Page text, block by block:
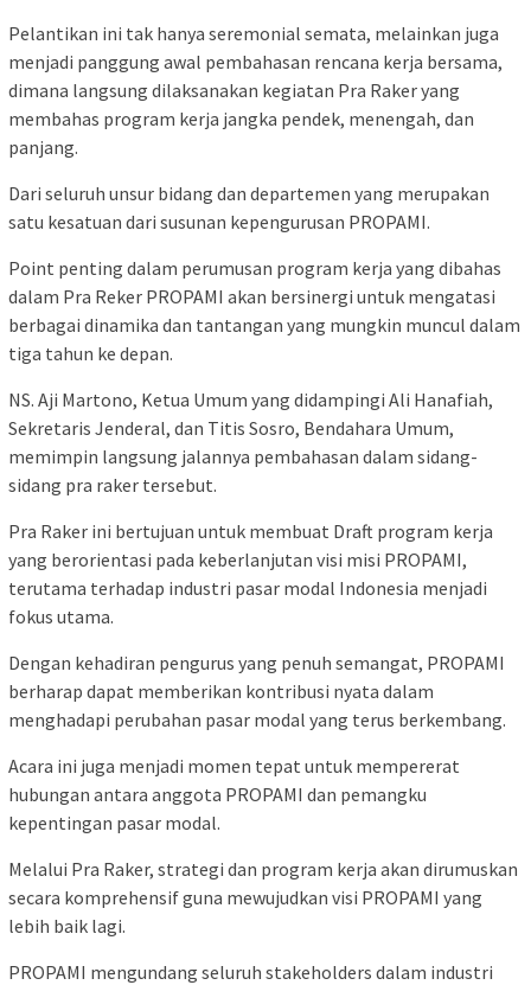
Pelantikan ini tak hanya seremonial semata, melainkan juga
menjadi panggung awal pembahasan rencana kerja bersama,
dimana langsung dilaksanakan kegiatan Pra Raker yang
membahas program kerja jangka pendek, menengah, dan
panjang.
Dari seluruh unsur bidang dan departemen yang merupakan
satu kesatuan dari susunan kepengurusan PROPAMI.
Point penting dalam perumusan program kerja yang dibahas
dalam Pra Reker PROPAMI akan bersinergi untuk mengatasi
berbagai dinamika dan tantangan yang mungkin muncul dalam
tiga tahun ke depan.
NS. Aji Martono, Ketua Umum yang didampingi Ali Hanafiah,
Sekretaris Jenderal, dan Titis Sosro, Bendahara Umum,
memimpin langsung jalannya pembahasan dalam sidang-
sidang pra raker tersebut.
Pra Raker ini bertujuan untuk membuat Draft program kerja
yang berorientasi pada keberlanjutan visi misi PROPAMI,
terutama terhadap industri pasar modal Indonesia menjadi
fokus utama.
Dengan kehadiran pengurus yang penuh semangat, PROPAMI
berharap dapat memberikan kontribusi nyata dalam
menghadapi perubahan pasar modal yang terus berkembang.
Acara ini juga menjadi momen tepat untuk mempererat
hubungan antara anggota PROPAMI dan pemangku
kepentingan pasar modal.
Melalui Pra Raker, strategi dan program kerja akan dirumuskan
secara komprehensif guna mewujudkan visi PROPAMI yang
lebih baik lagi.
PROPAMI mengundang seluruh stakeholders dalam industri